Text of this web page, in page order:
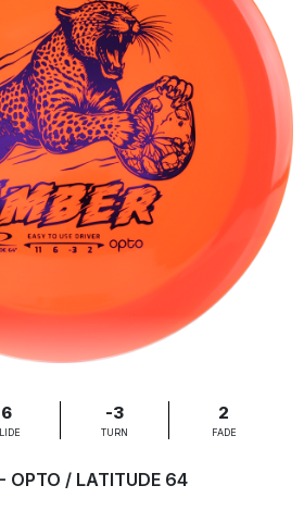
6 -3
TURN
2
FADE
OPTO / LATITUDE 64